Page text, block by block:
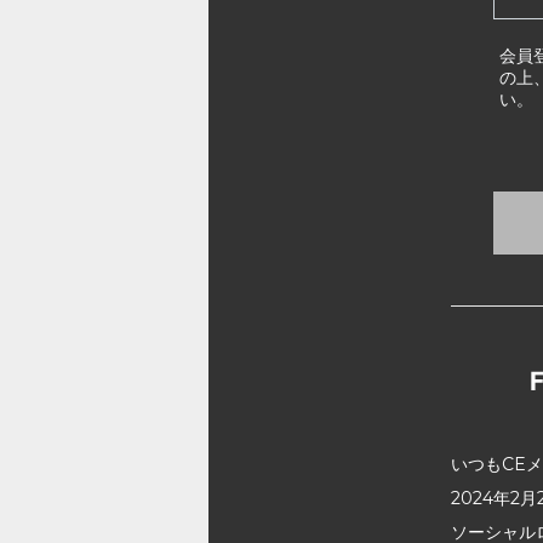
会員
の上
い。
いつもCE
2024年2月
ソーシャ